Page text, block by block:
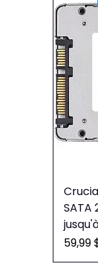
SATA
Prix
59,99